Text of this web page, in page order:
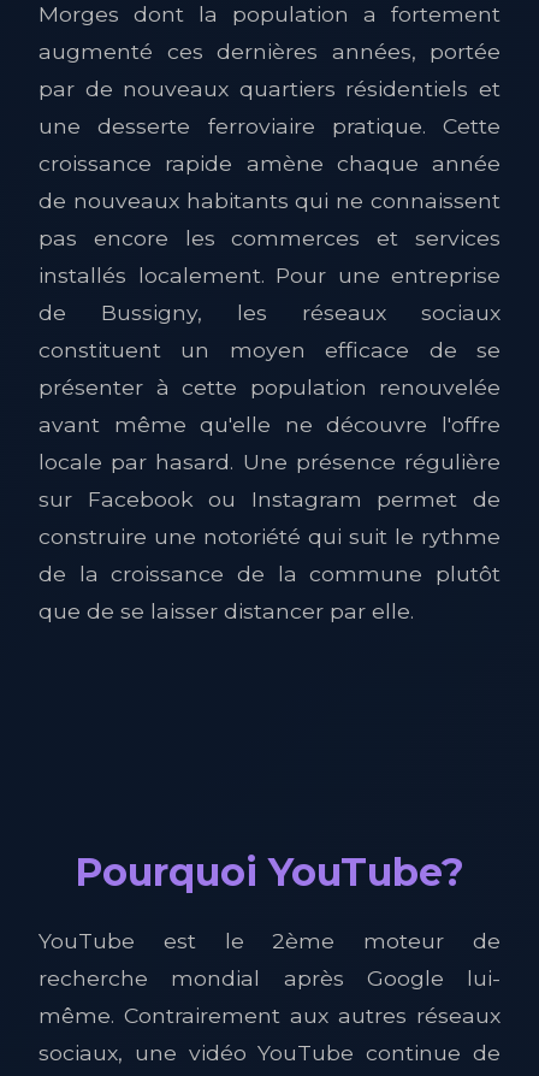
Morges dont la population a fortement
augmenté ces dernières années, portée
par de nouveaux quartiers résidentiels et
une desserte ferroviaire pratique. Cette
croissance rapide amène chaque année
de nouveaux habitants qui ne connaissent
pas encore les commerces et services
installés localement. Pour une entreprise
de Bussigny, les réseaux sociaux
constituent un moyen efficace de se
présenter à cette population renouvelée
avant même qu'elle ne découvre l'offre
locale par hasard. Une présence régulière
sur Facebook ou Instagram permet de
construire une notoriété qui suit le rythme
de la croissance de la commune plutôt
que de se laisser distancer par elle.
Pourquoi YouTube?
YouTube est le 2ème moteur de
recherche mondial après Google lui-
même. Contrairement aux autres réseaux
sociaux, une vidéo YouTube continue de